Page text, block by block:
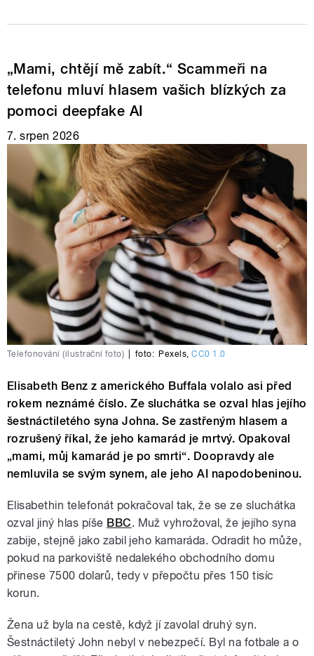
„Mami, chtějí mě zabít.“ Scammeři na
telefonu mluví hlasem vašich blízkých za
pomoci deepfake AI
7. srpen 2026
Telefonování (ilustrační foto) foto: Pexels ,CC0 1.0
Elisabeth Benz z amerického Buffala volalo asi před
rokem neznámé číslo. Ze sluchátka se ozval hlas jejího
šestnáctiletého syna Johna. Se zastřeným hlasem a
rozrušený říkal, že jeho kamarád je mrtvý. Opakoval
„mami, můj kamarád je po smrti“. Doopravdy ale
nemluvila se svým synem, ale jeho AI napodobeninou.
Elisabethin telefonát pokračoval tak, že se ze sluchátka
ozval jiný hlas píše BBC. Muž vyhrožoval, že jejího syna
zabije, stejně jako zabil jeho kamaráda. Odradit ho může,
pokud na parkoviště nedalekého obchodního domu
přinese 7500 dolarů, tedy v přepočtu přes 150 tisíc
korun.
Žena už byla na cestě, když jí zavolal druhý syn.
Šestnáctiletý John nebyl v nebezpečí. Byl na fotbale a o